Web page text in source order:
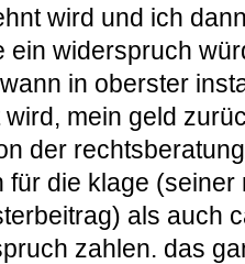
wird und ich
ein widerspruch
in oberster
wird, mein geld
der
für die klage
als auch
zahlen. das